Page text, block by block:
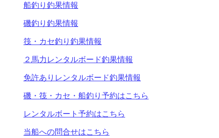
船釣り釣果情報
磯釣り釣果情報
筏・カセ釣り釣果情報
２馬力レンタルボード釣果情報
免許ありレンタルボード釣果情報
磯・筏・カセ・船釣り予約はこちら
レンタルボート予約はこちら
当船への問合せはこちら